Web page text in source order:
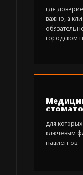
где
важно, а
городском
для
ключевым
пациентов.